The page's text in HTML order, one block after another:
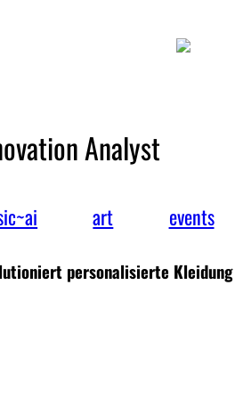
Analyst
art events
personalisierte